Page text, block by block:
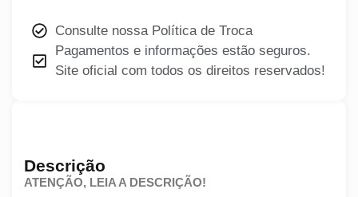
Descrição
ATENÇÃO, LEIA A DESCRIÇÃO!
Consulte nossa Política de Troca
Pagamentos e informações estão seguros.
Site oficial com todos os direitos reservados!